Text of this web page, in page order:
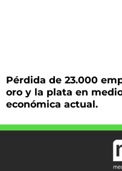
Pérdida de 23.000
oro y la plata en
económica actual.